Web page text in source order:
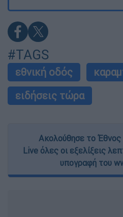
#TAGS
εθνική οδός
ειδήσεις τώρα
Ακολούθησε το
Live όλες οι εξελίξεις
υπογραφή του